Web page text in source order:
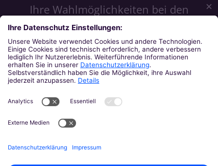
Ihre Wahlmöglichkeiten bei den
Einstellungen zum Datenschutz
Wir möchten Ihnen ein optimales Webseiten-Erlebnis bieten.
Dazu verwenden wir Cookies, die für das Funktionieren
unserer Website notwendig sind. Mit Ihrer Zustimmung
verwenden wir auch Cookies und andere Technologien, die
zur Anzeige externer Inhalte (Videos über Youtube, Audios
über Soundcloud, Karten über MapTiler ...) oder zu
selbst entscheiden, welche Kategorien Sie zulassen möchten.
Bitte beachten Sie, dass auf Basis Ihrer Einstellungen
womöglich nicht mehr alle Funktionalitäten der Seite zur
Verfügung stehen. Weitere Informationen und die Möglichkeit
Datenschutzerklärung.
✕